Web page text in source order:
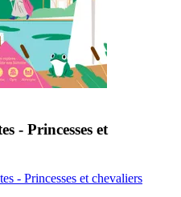
- Princesses et
- Princesses et chevaliers